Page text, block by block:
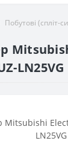
Побутові (спліт-
LN25VG